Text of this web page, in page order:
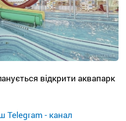
відкрити аквапарк
Telegram - канал